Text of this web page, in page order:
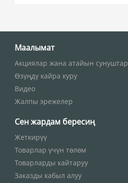
Маалымат
Акциялар жана атайын сунуштар
Өзүңдү кайра куру
Видео
Жалпы эрежелер
Сен жардам бересиң
Жеткирүү
Товарлар үчүн төлөм
Товарларды кайтаруу
Заказды кабыл алуу